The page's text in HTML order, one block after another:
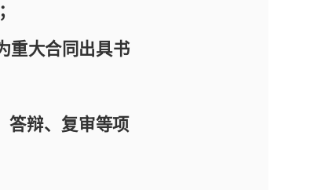
重大合同出具书
答辩、复审等项